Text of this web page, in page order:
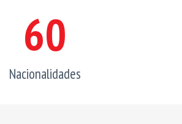
60
Nacionalidades